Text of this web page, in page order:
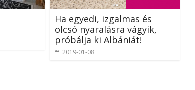
Ha egyedi, izgalmas és
olcsó nyaralásra vágyik,
próbálja ki Albániát!
2019-01-08